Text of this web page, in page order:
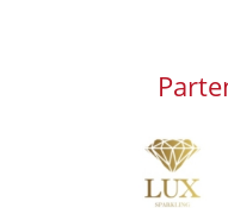
Afbeelding